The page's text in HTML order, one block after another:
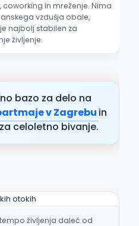
coworking in mreženje. Nima
vzdušja obale,
najbolj stabilen za
življenje.
bazo za delo na
v Zagrebu in
celoletno bivanje.
življenja daleč od